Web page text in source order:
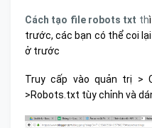
Cách tạo file robots txt th
trước, các bạn có thể coi
ở trước
Truy cấp vào quản trị >
>Robots.txt tùy chỉnh và